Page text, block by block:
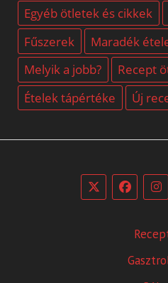
Egyéb ötletek és cikkek
Fűszerek
Maradék
Melyik a jobb?
Recept
Ételek tápértéke
Új